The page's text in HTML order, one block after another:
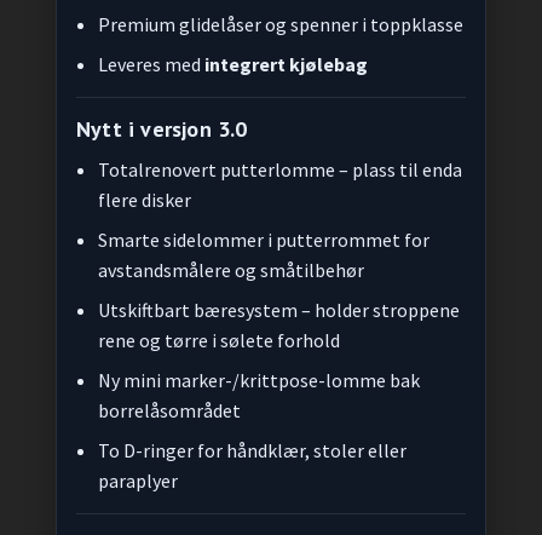
Premium glidelåser og spenner i toppklasse
Leveres med integrert kjølebag
Nytt i versjon 3.0
Totalrenovert putterlomme – plass til enda
flere disker
Smarte sidelommer i putterrommet for
avstandsmålere og småtilbehør
Utskiftbart bæresystem – holder stroppene
rene og tørre i sølete forhold
Ny mini marker-/krittpose-lomme bak
borrelåsområdet
To D-ringer for håndklær, stoler eller
paraplyer